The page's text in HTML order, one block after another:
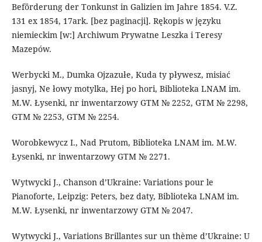
Beförderung der Tonkunst in Galizien im Jahre 1854. V.Z.
131 ex 1854, 17ark. [bez paginacji]. Rękopis w języku
niemieckim [w:] Archiwum Prywatne Leszka i Teresy
Mazepów.
Werbycki M., Dumka Ojzazułe, Kuda ty pływesz, misiać
jasnyj, Ne łowy motylka, Hej po hori, Biblioteka LNAM im.
M.W. Łysenki, nr inwentarzowy GTM № 2252, GTM № 2298,
GTM № 2253, GTM № 2254.
Worobkewycz I., Nad Prutom, Biblioteka LNAM im. M.W.
Łysenki, nr inwentarzowy GTM № 2271.
Wytwycki J., Chanson d’Ukraine: Variations pour le
Pianoforte, Leipzig: Peters, bez daty, Biblioteka LNAM im.
M.W. Łysenki, nr inwentarzowy GTM № 2047.
Wytwycki J., Variations Brillantes sur un thème d’Ukraine: U